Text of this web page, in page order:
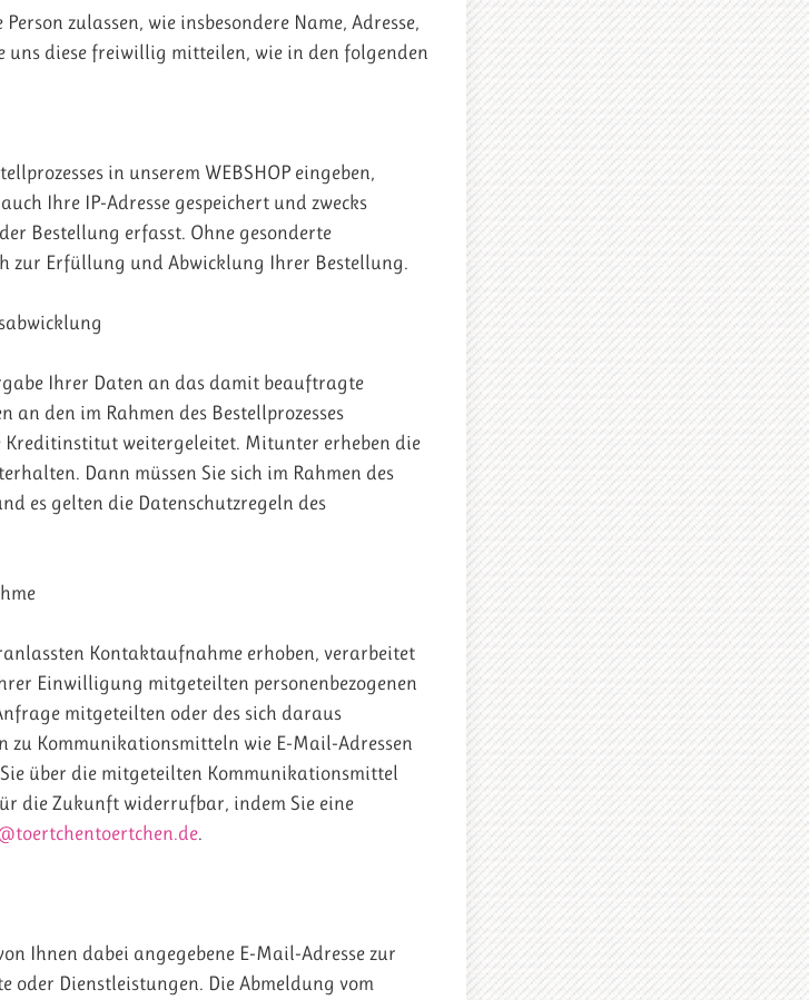
zulassen, wie insbesondere Name, Adresse,
uns diese freiwillig mitteilen, wie in den folgenden
in unserem WEBSHOP eingeben,
Ihre IP-Adresse gespeichert und zwecks
Bestellung erfasst. Ohne gesonderte
zur Erfüllung und Abwicklung Ihrer Bestellung.
Ihrer Daten an das damit beauftragte
den im Rahmen des Bestellprozesses
weitergeleitet. Mitunter erheben die
Dann müssen Sie sich im Rahmen des
es gelten die Datenschutzregeln des
Kontaktaufnahme erhoben, verarbeitet
Einwilligung mitgeteilten personenbezogenen
mitgeteilten oder des sich daraus
zu Kommunikationsmitteln wie E-Mail-Adressen
über die mitgeteilten Kommunikationsmittel
die Zukunft widerrufbar, indem Sie eine
.
Ihnen dabei angegebene E-Mail-Adresse zur
oder Dienstleistungen. Die Abmeldung vom